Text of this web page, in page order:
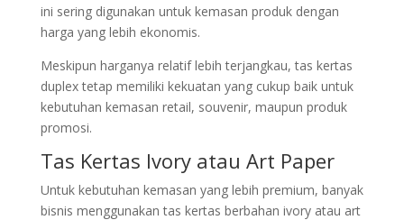
ini sering digunakan untuk kemasan produk dengan
harga yang lebih ekonomis.
Meskipun harganya relatif lebih terjangkau, tas kertas
duplex tetap memiliki kekuatan yang cukup baik untuk
kebutuhan kemasan retail, souvenir, maupun produk
promosi.
Tas Kertas Ivory atau Art Paper
Untuk kebutuhan kemasan yang lebih premium, banyak
bisnis menggunakan tas kertas berbahan ivory atau art